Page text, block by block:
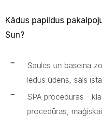
Kādus papildus pakalpojumus piedāvā OTTO Hotel &
Sun?
Saules un baseina
ledus ūdens, sāls
SPA procedūras -
procedūras,